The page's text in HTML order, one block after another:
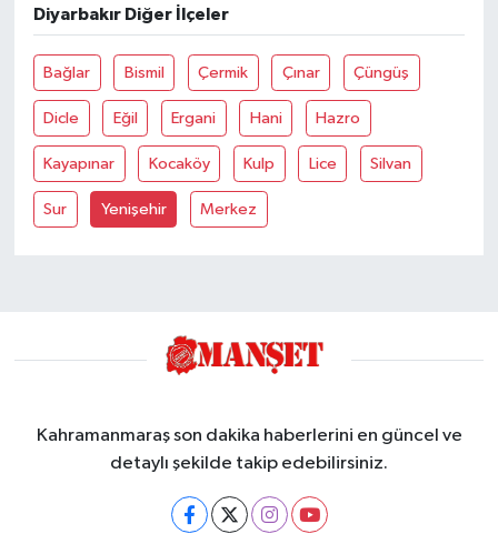
Diyarbakır Diğer İlçeler
Bağlar Bismil Çermik Çınar Çüngüş
Dicle Eğil Ergani Hani Hazro
Kayapınar Kocaköy Kulp Lice Silvan
Sur Yenişehir Merkez
Kahramanmaraş son dakika haberlerini en güncel ve
detaylı şekilde takip edebilirsiniz.